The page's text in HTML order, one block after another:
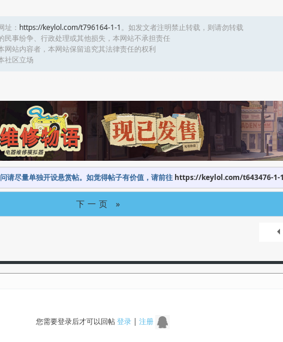
址： https://keylol.com/t796164-1-1。如发文者注明禁止转载，则请勿转载
事纷争、行政处理或其他损失，本网站不承担责任
站内容者，本网站保留追究其法律责任的权利
社区立场
请尽量单独开设悬赏帖。如觉得帖子有价值，请前往 https://keylol.com/t643476-1-1
下一页 »
您需要登录后才可以回帖登录| 注册